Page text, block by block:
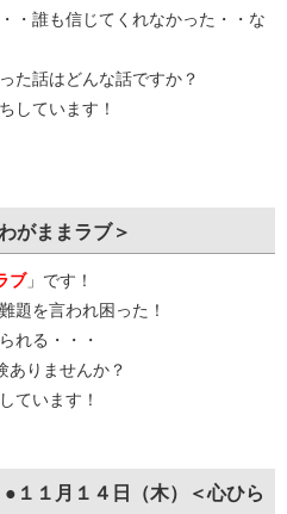
・誰も信じてくれなかった・・な
た話はどんな話ですか？
しています！
がままラブ＞
ブ」です！
題を言われ困った！
れる・・・
ありませんか？
ています！
１月１４日（木）＜心ひら